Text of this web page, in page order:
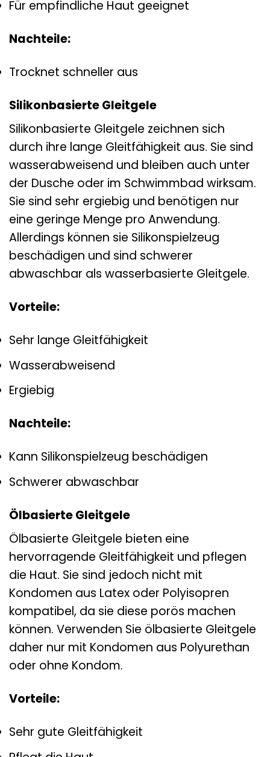
Für empfindliche Haut geeignet
Nachteile:
Trocknet schneller aus
Silikonbasierte Gleitgele
Silikonbasierte Gleitgele zeichnen sich
durch ihre lange Gleitfähigkeit aus. Sie sind
wasserabweisend und bleiben auch unter
der Dusche oder im Schwimmbad wirksam.
Sie sind sehr ergiebig und benötigen nur
eine geringe Menge pro Anwendung.
Allerdings können sie Silikonspielzeug
beschädigen und sind schwerer
abwaschbar als wasserbasierte Gleitgele.
Vorteile:
Sehr lange Gleitfähigkeit
Wasserabweisend
Ergiebig
Nachteile:
Kann Silikonspielzeug beschädigen
Schwerer abwaschbar
Ölbasierte Gleitgele
Ölbasierte Gleitgele bieten eine
hervorragende Gleitfähigkeit und pflegen
die Haut. Sie sind jedoch nicht mit
Kondomen aus Latex oder Polyisopren
kompatibel, da sie diese porös machen
können. Verwenden Sie ölbasierte Gleitgele
daher nur mit Kondomen aus Polyurethan
oder ohne Kondom.
Vorteile:
Sehr gute Gleitfähigkeit